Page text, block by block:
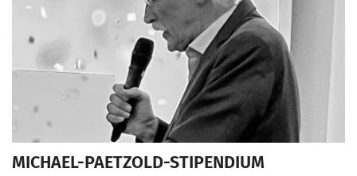
MICHAEL-PAETZOLD-STIPENDIUM